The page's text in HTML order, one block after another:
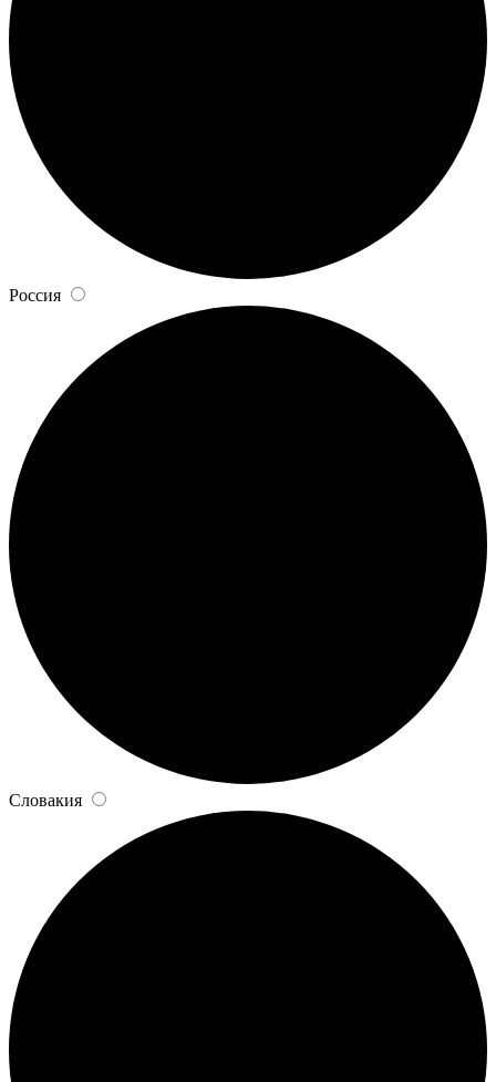
Россия
Словакия